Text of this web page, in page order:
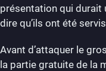
présentation qui durait
dire qu’ils ont été
Avant d’attaquer le
la partie gratuite de la